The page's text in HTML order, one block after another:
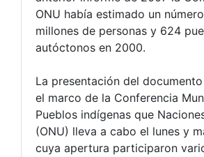
ONU había estimado un
millones de personas y 624
autóctonos en 2000.
La presentación del
el marco de la Conferencia
Pueblos indígenas que
(ONU) lleva a cabo el lunes y
cuya apertura participaron